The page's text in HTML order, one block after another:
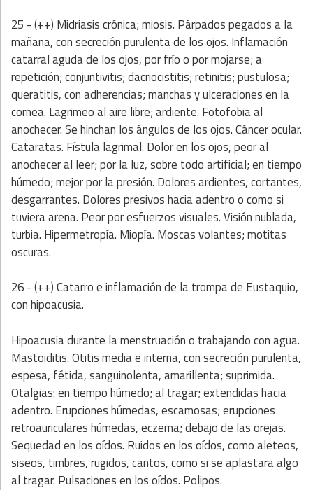
25 - (++) Midriasis crónica; miosis. Párpados pegados a la
mañana, con secreción purulenta de los ojos. Inflamación
catarral aguda de los ojos, por frío o por mojarse; a
repetición; conjuntivitis; dacriocistitis; retinitis; pustulosa;
queratitis, con adherencias; manchas y ulceraciones en la
cornea. Lagrimeo al aire libre; ardiente. Fotofobia al
anochecer. Se hinchan los ángulos de los ojos. Cáncer ocular.
Cataratas. Fístula lagrimal. Dolor en los ojos, peor al
anochecer al leer; por la luz, sobre todo artificial; en tiempo
húmedo; mejor por la presión. Dolores ardientes, cortantes,
desgarrantes. Dolores presivos hacia adentro o como si
tuviera arena. Peor por esfuerzos visuales. Visión nublada,
turbia. Hipermetropía. Miopía. Moscas volantes; motitas
oscuras.
26 - (++) Catarro e inflamación de la trompa de Eustaquio,
con hipoacusia.
Hipoacusia durante la menstruación o trabajando con agua.
Mastoiditis. Otitis media e interna, con secreción purulenta,
espesa, fétida, sanguinolenta, amarillenta; suprimida.
Otalgias: en tiempo húmedo; al tragar; extendidas hacia
adentro. Erupciones húmedas, escamosas; erupciones
retroauriculares húmedas, eczema; debajo de las orejas.
Sequedad en los oídos. Ruidos en los oídos, como aleteos,
siseos, timbres, rugidos, cantos, como si se aplastara algo
al tragar. Pulsaciones en los oídos. Polipos.